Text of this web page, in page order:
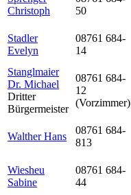
Christoph
50
Stadler
Evelyn
08761 684-
14
Stanglmaier
Dr. Michael
Dritter
Bürgermeister
08761 684-
12
(Vorzimmer)
Walther Hans
08761 684-
813
Wiesheu
Sabine
08761 684-
44